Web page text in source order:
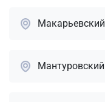
Макарьевский
Мантуровский